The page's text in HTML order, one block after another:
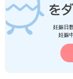
妊娠日
妊娠